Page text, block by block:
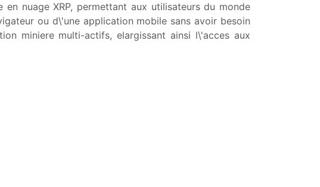
nuage XRP, permettant aux utilisateurs du monde
ou d\'une application mobile sans avoir besoin
miniere multi-actifs, elargissant ainsi l\'acces aux